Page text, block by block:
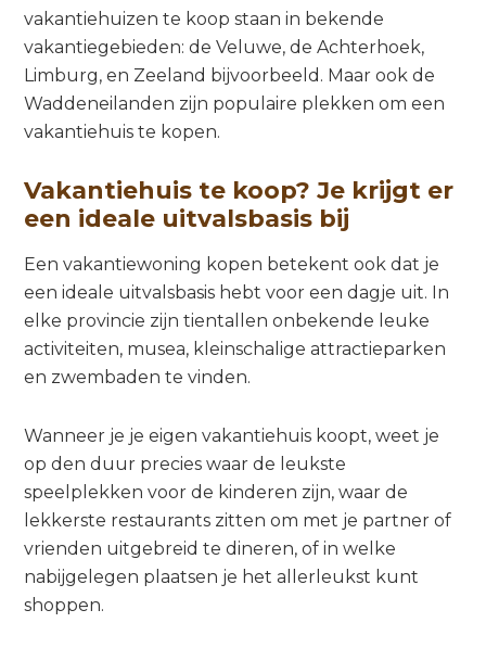
vakantiehuizen te koop staan in bekende
vakantiegebieden: de Veluwe, de Achterhoek,
Limburg, en Zeeland bijvoorbeeld. Maar ook de
Waddeneilanden zijn populaire plekken om een
vakantiehuis te kopen.
Vakantiehuis te koop? Je krijgt er
een ideale uitvalsbasis bij
Een vakantiewoning kopen betekent ook dat je
een ideale uitvalsbasis hebt voor een dagje uit. In
elke provincie zijn tientallen onbekende leuke
activiteiten, musea, kleinschalige attractieparken
en zwembaden te vinden.
Wanneer je je eigen vakantiehuis koopt, weet je
op den duur precies waar de leukste
speelplekken voor de kinderen zijn, waar de
lekkerste restaurants zitten om met je partner of
vrienden uitgebreid te dineren, of in welke
nabijgelegen plaatsen je het allerleukst kunt
shoppen.